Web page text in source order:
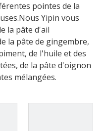
pointes de la
Yipin vous
la pâte d'ail
la pâte de gingembre,
de l'huile et des
de la pâte d'oignon
mélangées.